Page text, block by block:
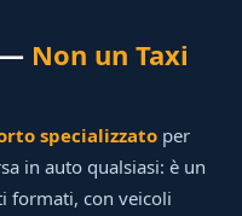
— Non un Taxi
specializzato per
in auto qualsiasi: è un
formati, con veicoli